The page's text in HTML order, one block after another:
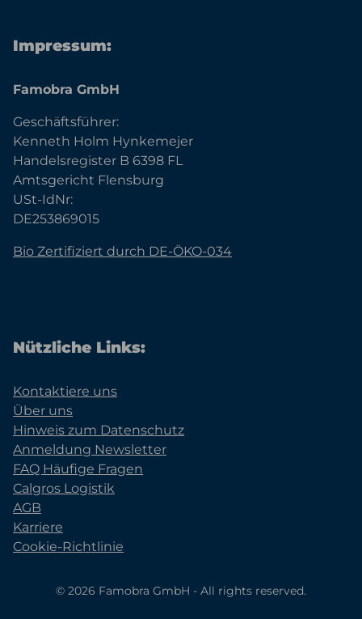
Impressum:
Famobra GmbH
Geschäftsführer:
Kenneth Holm Hynkemejer
Handelsregister B 6398 FL
Amtsgericht Flensburg
USt-IdNr:
DE253869015
Bio Zertifiziert durch DE-ÖKO-034
Nützliche Links:
Kontaktiere uns
Über uns
Hinweis zum Datenschutz
Anmeldung Newsletter
FAQ Häufige Fragen
Calgros Logistik
AGB
Karriere
Cookie-Richtlinie
© 2026 Famobra GmbH - All rights reserved.